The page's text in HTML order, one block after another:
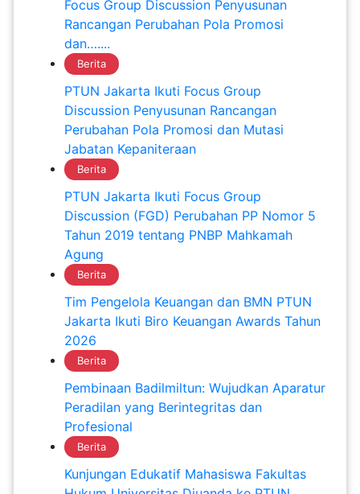
Focus Group Discussion Penyusunan
Rancangan Perubahan Pola Promosi
dan…....
Berita
PTUN Jakarta Ikuti Focus Group
Discussion Penyusunan Rancangan
Perubahan Pola Promosi dan Mutasi
Jabatan Kepaniteraan
Berita
PTUN Jakarta Ikuti Focus Group
Discussion (FGD) Perubahan PP Nomor 5
Tahun 2019 tentang PNBP Mahkamah
Agung
Berita
Tim Pengelola Keuangan dan BMN PTUN
Jakarta Ikuti Biro Keuangan Awards Tahun
2026
Berita
Pembinaan Badilmiltun: Wujudkan Aparatur
Peradilan yang Berintegritas dan
Profesional
Berita
Kunjungan Edukatif Mahasiswa Fakultas